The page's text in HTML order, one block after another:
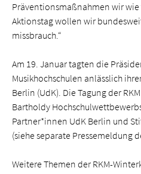
Präventionsmaßnahmen wir
Aktionstag wollen wir
missbrauch.“
Am 19. Januar tagten die
Musikhochschulen anlässlich
Berlin (UdK). Die Tagung der
Bartholdy
Partner*innen UdK Berlin und
(siehe separate Pressemeldung
Weitere Themen der RKM-